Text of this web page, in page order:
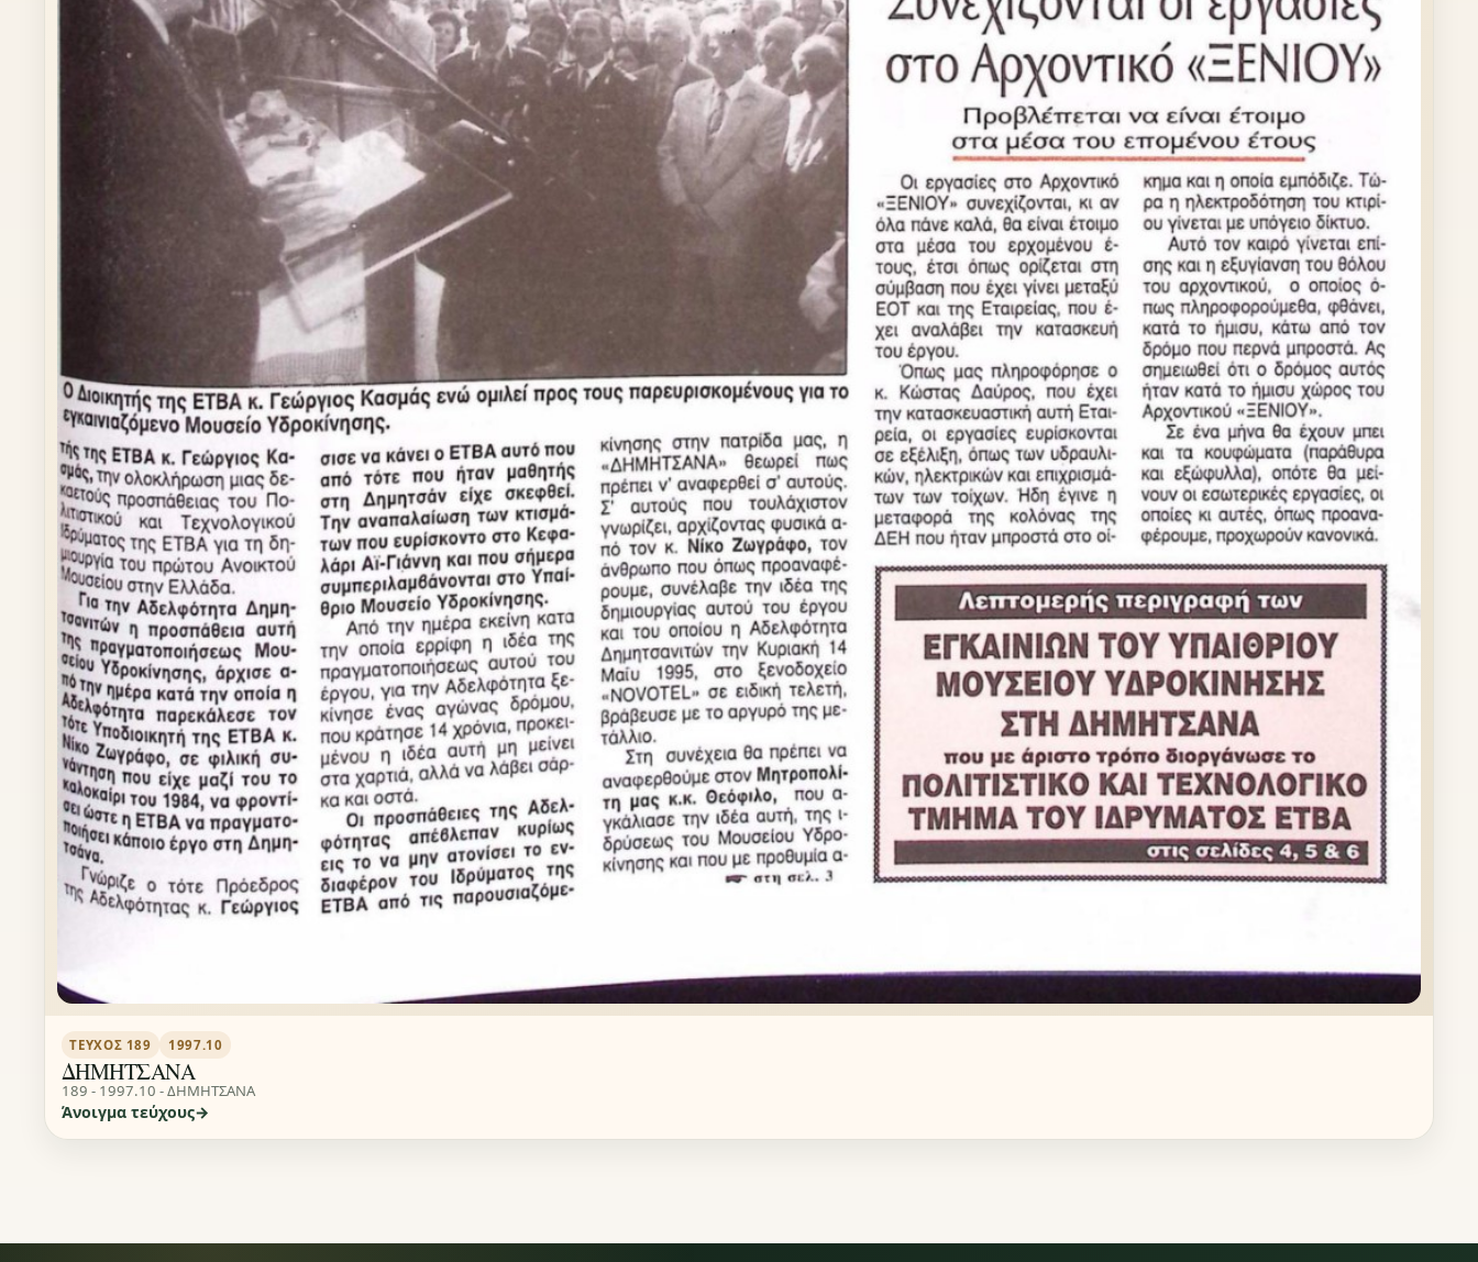
ΤΕΎΧΟΣ 189 1997.10
ΔΗΜΗΤΣΑΝΑ
189 - 1997.10 - ΔΗΜΗΤΣΑΝΑ
Άνοιγμα τεύχους